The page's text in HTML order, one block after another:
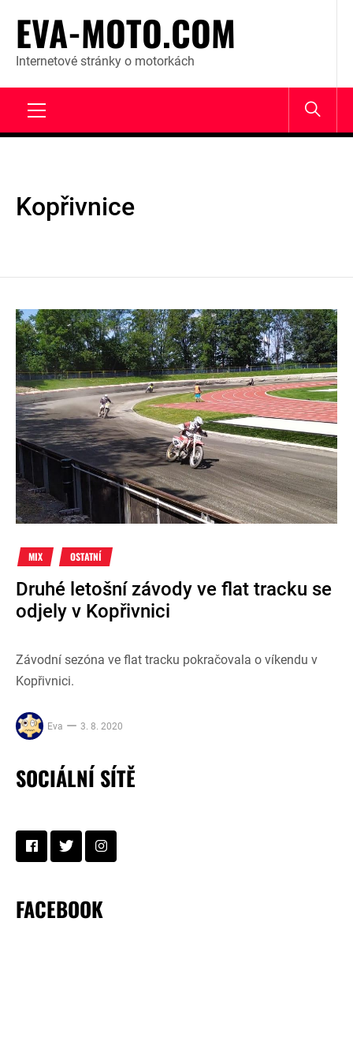
content
EVA-MOTO.COM
Internetové stránky o motorkách
Kopřivnice
MIX OSTATNÍ
Druhé letošní závody ve flat tracku se
odjely v Kopřivnici
Závodní sezóna ve flat tracku pokračovala o víkendu v
Kopřivnici.
Eva 3. 8. 2020
SOCIÁLNÍ SÍTĚ
FACEBOOK